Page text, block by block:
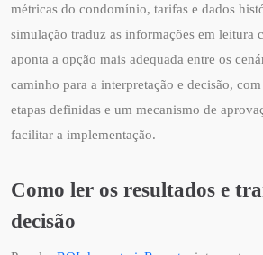
métricas do condomínio, tarifas e dados
simulação traduz as informações em leitura
aponta a opção mais adequada entre os
caminho para a interpretação e decisão,
etapas definidas e um mecanismo de
facilitar a implementação.
Como ler os resultados e
decisão